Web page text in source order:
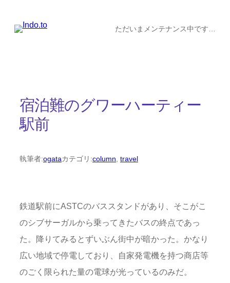
ただいまメンテナンス中です…
宿泊難のグワーハーティー
駅前
執筆者:ogataカテゴリ:column, travel
鉄道駅前にASTCのバススタンドがあり、そこがこ
のシブサーガルから乗ってきたバスの終点であっ
た。降りてみるとずいぶん街中が暗かった。かなり
広い地域で停電しており、自家発電機を持つ商店等
のごく限られた量の電球が光っているのみだ。